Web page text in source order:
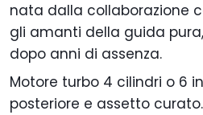
nata dalla collaborazione
gli amanti della guida
dopo anni di assenza.
Motore turbo 4 cilindri o 6
posteriore e assetto